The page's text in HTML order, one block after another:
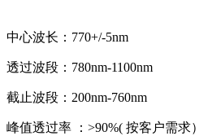
中心波长：770+/-5nm
透过波段：780nm-1100nm
截止波段：200nm-760nm
峰值透过率 ：>90%( 按客户需求）